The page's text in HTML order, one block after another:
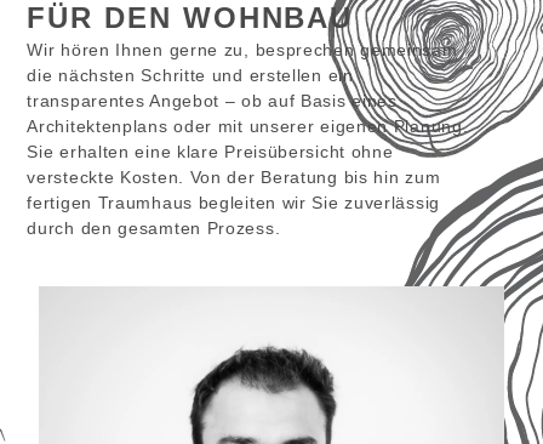
FÜR DEN WOHNBAU
Wir hören Ihnen gerne zu, besprechen gemeinsam
die nächsten Schritte und erstellen ein
transparentes Angebot – ob auf Basis eines
Architektenplans oder mit unserer eigenen Planung.
Sie erhalten eine klare Preisübersicht ohne
versteckte Kosten. Von der Beratung bis hin zum
fertigen Traumhaus begleiten wir Sie zuverlässig
durch den gesamten Prozess.